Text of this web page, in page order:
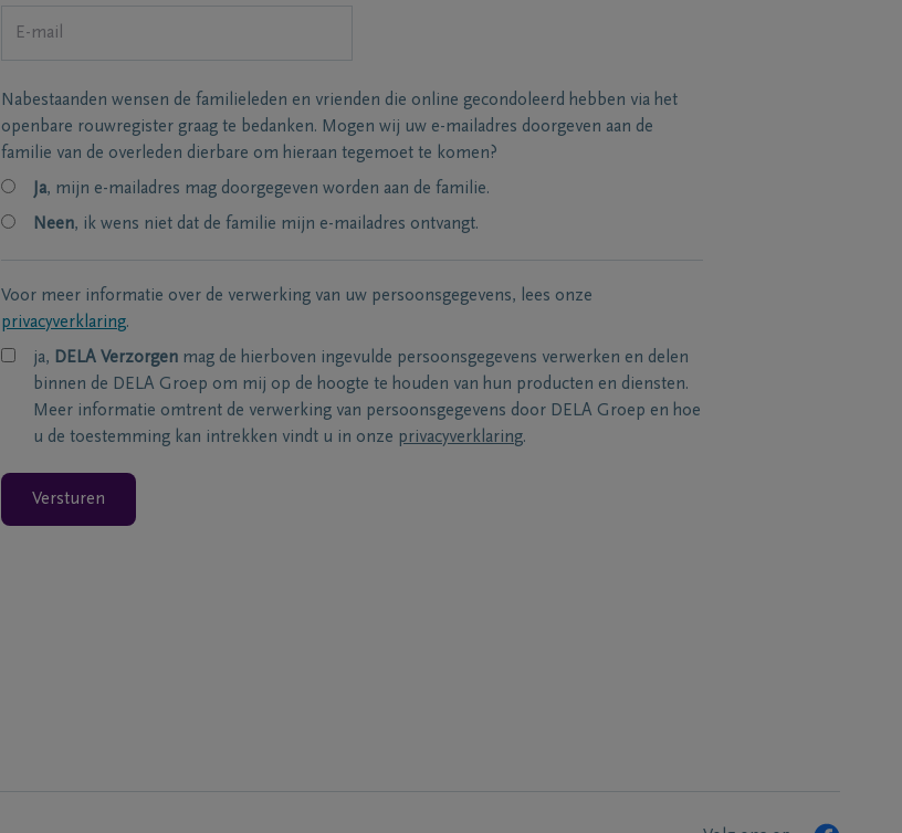
Nabestaanden wensen de familieleden en vrienden die online gecondoleerd hebben via het
openbare rouwregister graag te bedanken. Mogen wij uw e-mailadres doorgeven aan de
familie van de overleden dierbare om hieraan tegemoet te komen?
Ja, mijn e-mailadres mag doorgegeven worden aan de familie.
Neen, ik wens niet dat de familie mijn e-mailadres ontvangt.
Voor meer informatie over de verwerking van uw persoonsgegevens, lees onze
privacyverklaring.
ja, DELA Verzorgen mag de hierboven ingevulde persoonsgegevens verwerken en delen
binnen de DELA Groep om mij op de hoogte te houden van hun producten en diensten.
Meer informatie omtrent de verwerking van persoonsgegevens door DELA Groep en hoe
u de toestemming kan intrekken vindt u in onze privacyverklaring.
Versturen